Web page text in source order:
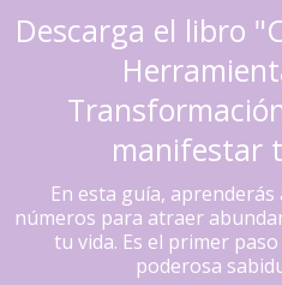
Descarga el libro
manifestar
En esta guía,
números para atraer
tu vida. Es el primer
poderosa